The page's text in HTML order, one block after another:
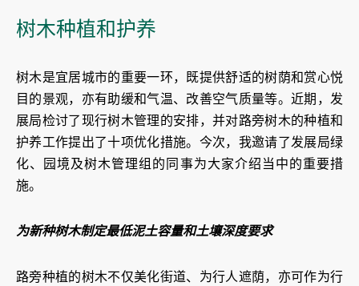
树木种植和护养
树木是宜居城市的重要一环，既提供舒适的树荫和赏心悦
目的景观，亦有助缓和气温、改善空气质量等。近期，发
展局检讨了现行树木管理的安排，并对路旁树木的种植和
护养工作提出了十项优化措施。今次，我邀请了发展局绿
化、园境及树木管理组的同事为大家介绍当中的重要措
施。
为新种树木制定最低泥土容量和土壤深度要求
路旁种植的树木不仅美化街道、为行人遮荫，亦可作为行